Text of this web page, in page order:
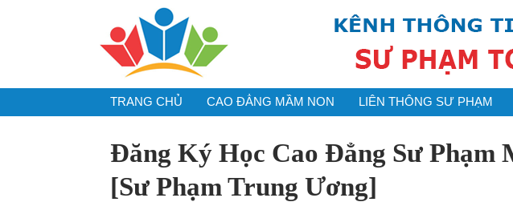
TRANG CHỦ CAO ĐẲNG MẦM NON LIÊN THÔNG SƯ PHẠM
Đăng Ký Học Cao Đẳng Sư Phạm
[Sư Phạm Trung Ương]